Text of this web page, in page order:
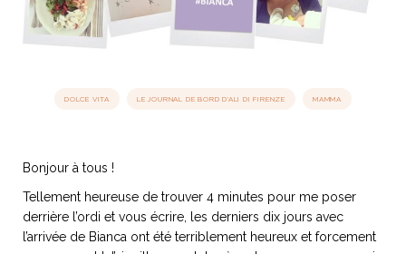
joie de vivre
Lucia
ARTISANAT ITALIEN
Les cuirs de
Toscane
ET FUGUEUSES
journal
bord
DOLCE VITA LE JOURNAL DE BORD D'ALI DI FIRENZE MAMMA
Bonjour à tous !
Tellement heureuse de trouver 4 minutes pour me poser
derrière l’ordi et vous écrire, les derniers dix jours avec
l’arrivée de Bianca ont été terriblement heureux et forcement